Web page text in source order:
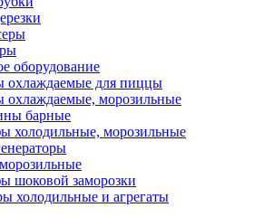
оборудование
охлаждаемые для пиццы
охлаждаемые, морозильные
барные
холодильные, морозильные
шоковой заморозки
холодильные и агрегаты